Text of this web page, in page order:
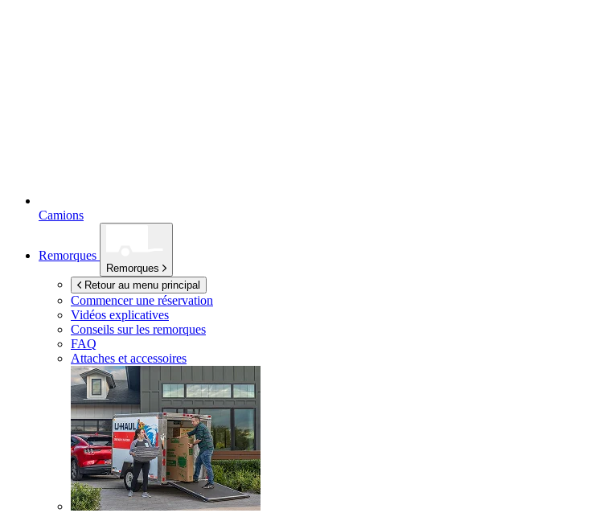
Camions
Remorques
Remorques
Retour au menu principal
Commencer une réservation
Vidéos explicatives
Conseils sur les remorques
FAQ
Attaches et accessoires